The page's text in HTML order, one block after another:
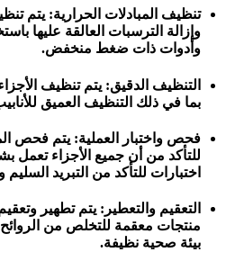
تنظيف المبادلات الحرارية: يتم
وإزالة الترسبات العالقة عليها
وأدوات ذات ضغط منخفض.
التنظيف الدقيق: يتم تنظيف
بما في ذلك التنظيف العميق
فحص واختبار العملية: يتم فحص
للتأكد من أن جميع الأجزاء تعمل
اختبارات للتأكد من التبريد السليم
التعقيم والتعطير: يتم تطهير
منتجات معقمة للتخلص من
بيئة صحية نظيفة.